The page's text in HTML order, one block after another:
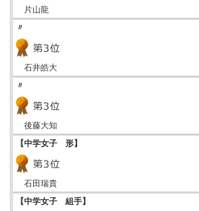
片山龍
〃
石井皓大
〃
後藤大知
【中学女子 形】
石田瑞貴
【中学女子 組手】